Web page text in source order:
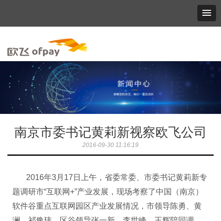
南京市委书记黄莉新视察欧飞公司
2016-09-30 11:16:19
2016年3月17日上午，省委常委、市委书记黄莉新专
题调研市“互联网+”产业发展，现场考察了中国（南京）
软件谷重点互联网园区产业发展情况，市领导陈勇、黄